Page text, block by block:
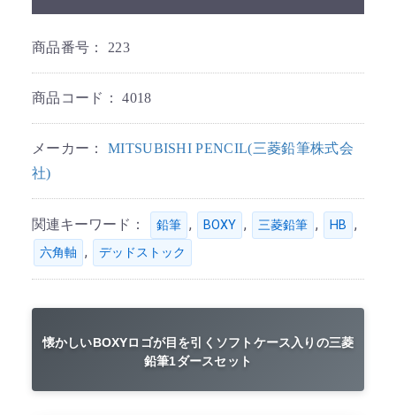
商品番号： 223
商品コード：4018
メーカー： MITSUBISHI PENCIL(三菱鉛筆株式会
社)
関連キーワード： 鉛筆 , BOXY , 三菱鉛筆 , HB ,
六角軸 , デッドストック
懐かしいBOXYロゴが目を引くソフトケース入りの三菱
鉛筆1ダースセット